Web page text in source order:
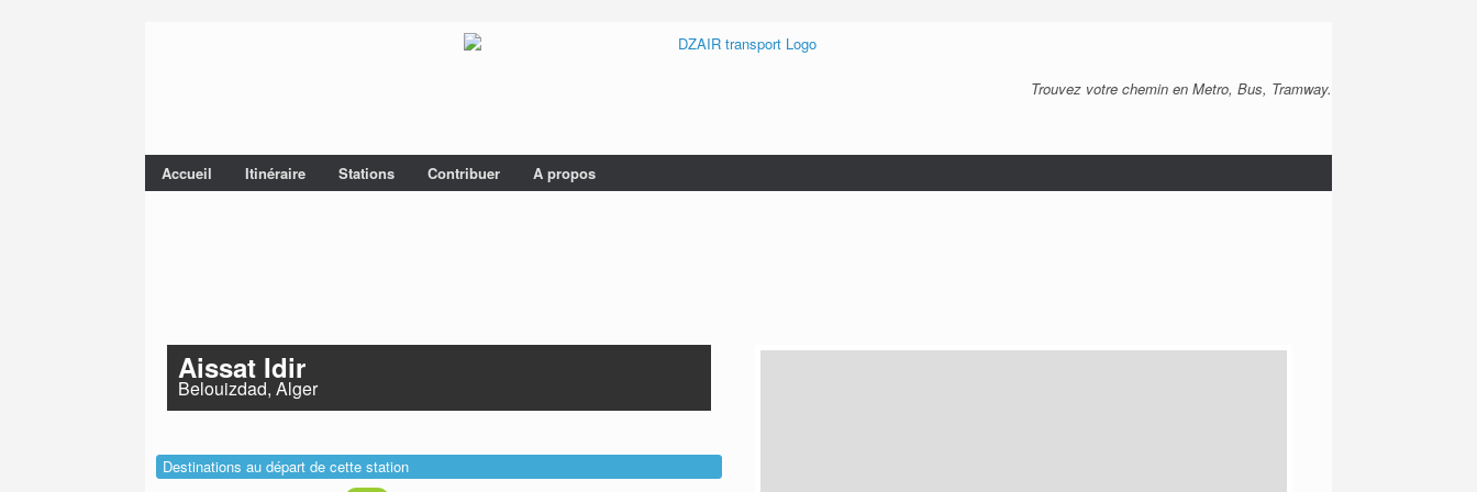
Trouvez votre chemin en Metro, Bus, Tramway.
Accueil Itinéraire Stations Contribuer A propos
Aissat Idir
Belouizdad, Alger
Destinations au départ de cette station